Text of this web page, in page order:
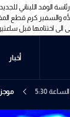
في اليوم الأخير من
على المراوغة
على المراوغة
أخبار
5:30 موجز 08-08-2026